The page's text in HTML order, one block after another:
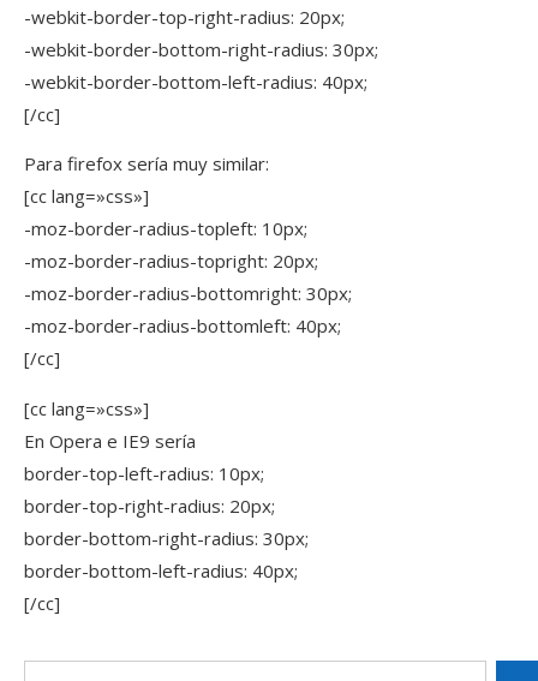
-webkit-border-top-right-radius: 20px;
-webkit-border-bottom-right-radius: 30px;
-webkit-border-bottom-left-radius: 40px;
[/cc]
Para firefox sería muy similar:
[cc lang=»css»]
-moz-border-radius-topleft: 10px;
-moz-border-radius-topright: 20px;
-moz-border-radius-bottomright: 30px;
-moz-border-radius-bottomleft: 40px;
[/cc]
[cc lang=»css»]
En Opera e IE9 sería
border-top-left-radius: 10px;
border-top-right-radius: 20px;
border-bottom-right-radius: 30px;
border-bottom-left-radius: 40px;
[/cc]